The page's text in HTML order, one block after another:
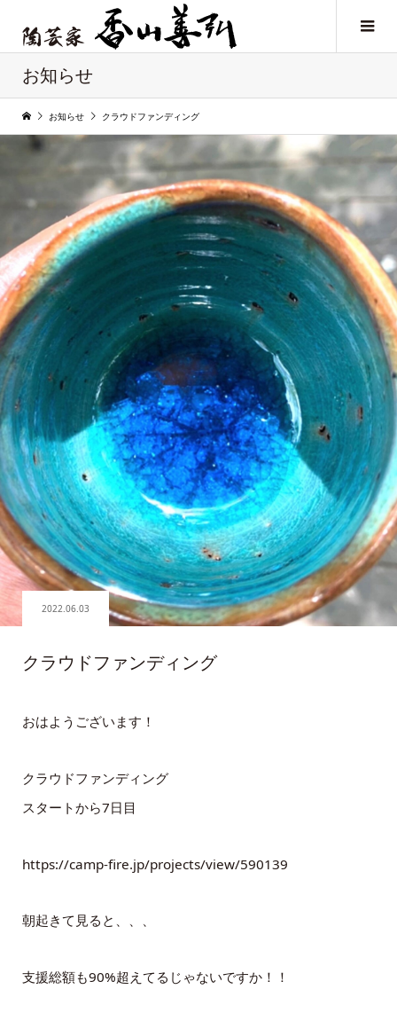
お知らせ
お知らせ クラウドファンディング
2022.06.03
クラウドファンディング
おはようございます！
クラウドファンディング
スタートから7日目
https://camp-fire.jp/projects/view/590139
朝起きて見ると、、、
支援総額も90%超えてるじゃないですか！！